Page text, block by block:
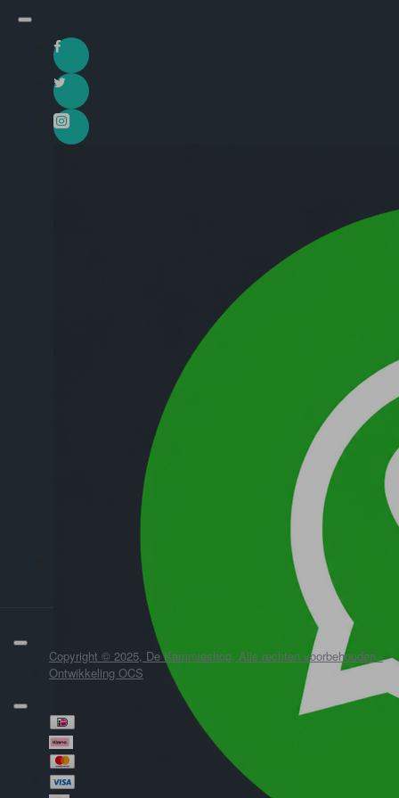
Copyright © 2025, De Kammieshop, Alle rechten voorbehouden -
Ontwikkeling OCS